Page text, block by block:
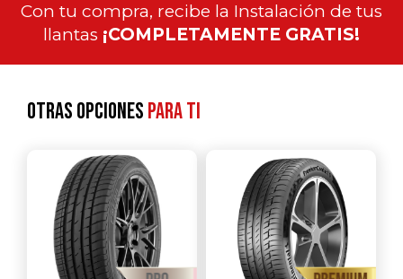
Con tu compra, recibe la Instalación de tus
llantas ¡COMPLETAMENTE GRATIS!
Otras opcionespara ti